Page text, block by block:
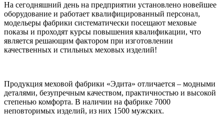
На сегодняшний день на предприятии установлено новейшее
оборудование и работает квалифицированный персонал,
модельеры фабрики систематически посещают меховые
показы и проходят курсы повышения квалификации, что
является решающим фактором при изготовлении
качественных и стильных меховых изделий!
Продукция меховой фабрики «Эдита» отличается – модными
деталями, безупречным качеством, практичностью и высокой
степенью комфорта. В наличии на фабрике 7000
неповторимых изделий, из них 1500 мужских.